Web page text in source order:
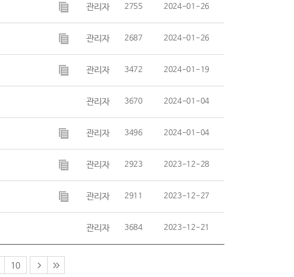
관리자 2755 2024-01-26
관리자 2687 2024-01-26
관리자 3472 2024-01-19
관리자 3670 2024-01-04
관리자 3496 2024-01-04
관리자 2923 2023-12-28
관리자 2911 2023-12-27
관리자 3684 2023-12-21
10